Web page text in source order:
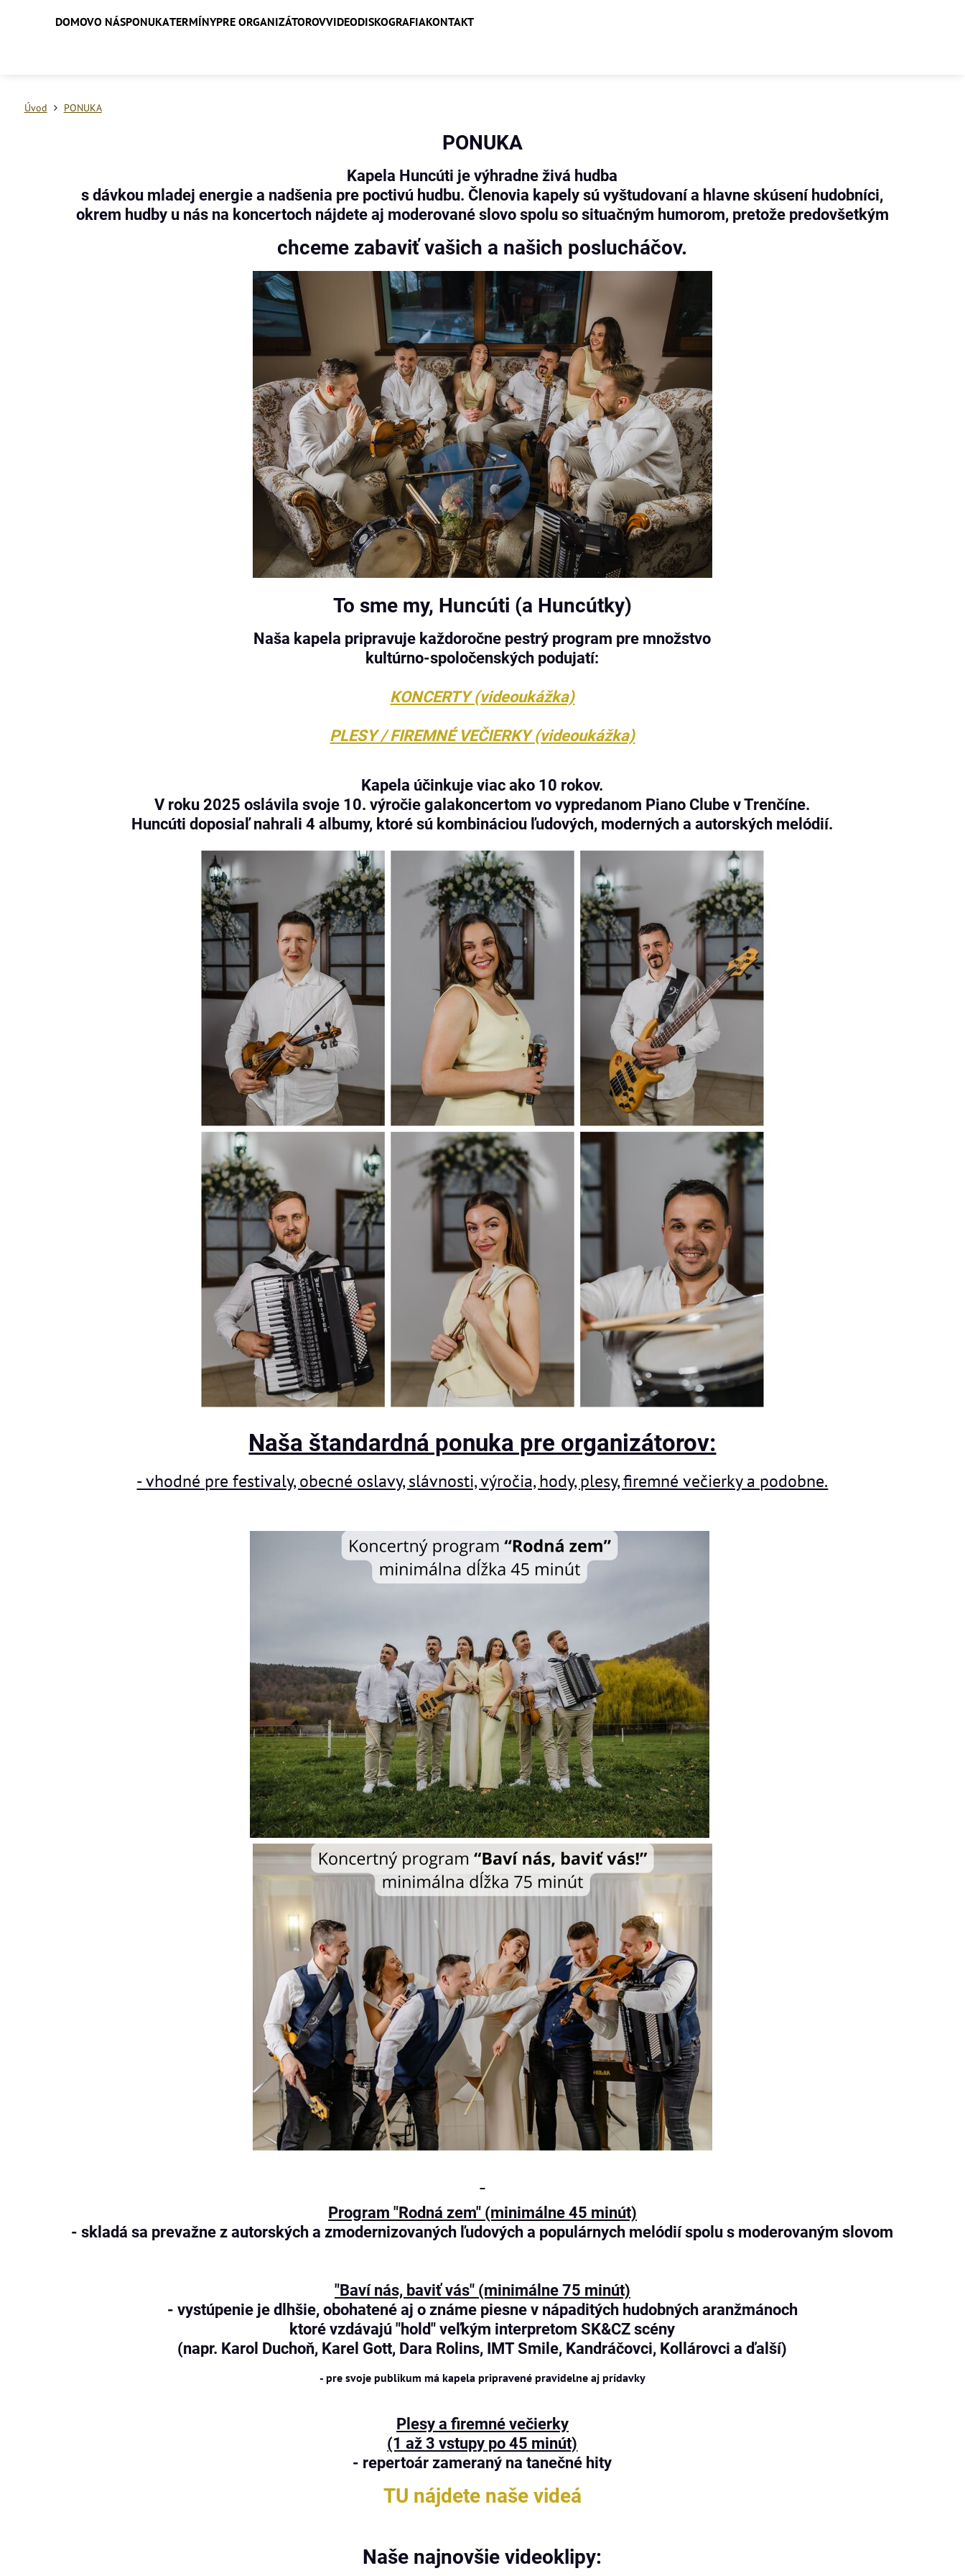
DOMOVO NÁSPONUKATERMÍNYPRE ORGANIZÁTOROVVIDEODISKOGRAFIAKONTAKT
Úvod PONUKA
PONUKA
Kapela Huncúti je výhradne živá hudba
s dávkou mladej energie a nadšenia pre poctivú hudbu. Členovia kapely sú vyštudovaní a hlavne skúsení hudobníci,
okrem hudby u nás na koncertoch nájdete aj moderované slovo spolu so situačným humorom, pretože predovšetkým
chceme zabaviť vašich a našich poslucháčov.
To sme my, Huncúti (a Huncútky)
Naša kapela pripravuje každoročne pestrý program pre množstvo
kultúrno-spoločenských podujatí:
KONCERTY (videoukážka)
PLESY / FIREMNÉ VEČIERKY (videoukážka)
Kapela účinkuje viac ako 10 rokov.
V roku 2025 oslávila svoje 10. výročie galakoncertom vo vypredanom Piano Clube v Trenčíne.
Huncúti doposiaľ nahrali 4 albumy, ktoré sú kombináciou ľudových, moderných a autorských melódií.
Naša štandardná ponuka pre organizátorov:
- vhodné pre festivaly, obecné oslavy, slávnosti, výročia, hody, plesy, firemné večierky a podobne.
Program "Rodná zem" (minimálne 45 minút)
- skladá sa prevažne z autorských a zmodernizovaných ľudových a populárnych melódií spolu s moderovaným slovom
"Baví nás, baviť vás" (minimálne 75 minút)
- vystúpenie je dlhšie, obohatené aj o známe piesne v nápaditých hudobných aranžmánoch
ktoré vzdávajú "hold" veľkým interpretom SK&CZ scény
(napr. Karol Duchoň, Karel Gott, Dara Rolins, IMT Smile, Kandráčovci, Kollárovci a ďalší)
- pre svoje publikum má kapela pripravené pravidelne aj prídavky
Plesy a firemné večierky
(1 až 3 vstupy po 45 minút)
- repertoár zameraný na tanečné hity
TU nájdete naše videá
Naše najnovšie videoklipy: